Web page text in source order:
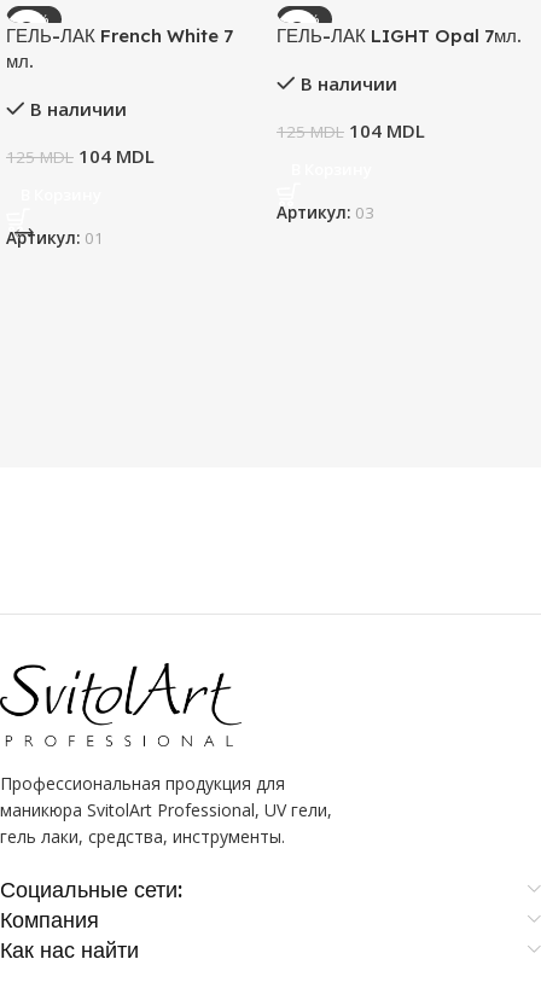
-17%
ГЕЛЬ-ЛАК French White 7
мл.
В наличии
125MDL 104 MDL
Артикул: 01
-17%
ГЕЛЬ-ЛАК LIGHT Opal 7мл.
В наличии
125MDL 104 MDL
Артикул: 03
Профессиональная продукция для
маникюра SvitolArt Professional, UV гели,
гель лаки, средства, инструменты.
Социальные сети:
Компания
Как нас найти